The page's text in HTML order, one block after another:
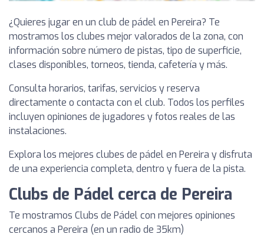
¿Quieres jugar en un club de pádel en Pereira? Te
mostramos los clubes mejor valorados de la zona, con
información sobre número de pistas, tipo de superficie,
clases disponibles, torneos, tienda, cafetería y más.
Consulta horarios, tarifas, servicios y reserva
directamente o contacta con el club. Todos los perfiles
incluyen opiniones de jugadores y fotos reales de las
instalaciones.
Explora los mejores clubes de pádel en Pereira y disfruta
de una experiencia completa, dentro y fuera de la pista.
Clubs de Pádel cerca de Pereira
Te mostramos Clubs de Pádel con mejores opiniones
cercanos a Pereira (en un radio de 35km)